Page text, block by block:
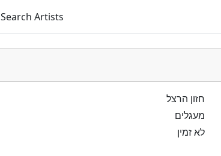
Search Artists
חזון הרצל
מעגלים
לא זמין